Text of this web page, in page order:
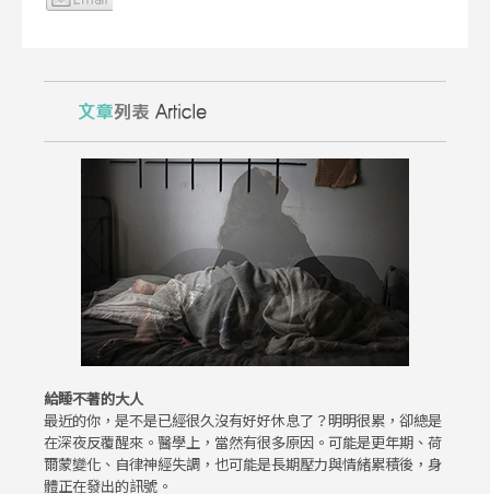
給睡不著的大人
最近的你，是不是已經很久沒有好好休息了？明明很累，卻總是
在深夜反覆醒來。醫學上，當然有很多原因。可能是更年期、荷
爾蒙變化、自律神經失調，也可能是長期壓力與情緒累積後，身
體正在發出的訊號。